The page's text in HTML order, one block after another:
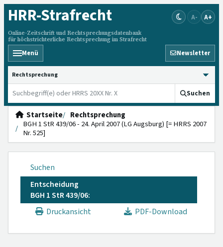
HRR-Strafrecht
Online-Zeitschrift und Rechtsprechungsdatenbank
für höchstrichterliche Rechtsprechung im Strafrecht
A- A+
Menü Newsletter
HRRS durchsuchen
Suchen
Startseite
Rechtsprechung
BGH 1 StR 439/06 - 24. April 2007 (LG Augsburg) [= HRRS 2007
Nr. 525]
Suchen
Entscheidung
BGH 1 StR 439/06:
Druckansicht
PDF-Download